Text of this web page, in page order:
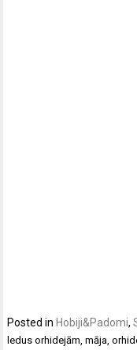
Posted in Hobiji&Padomi,
ledus orhidejām ,māja ,